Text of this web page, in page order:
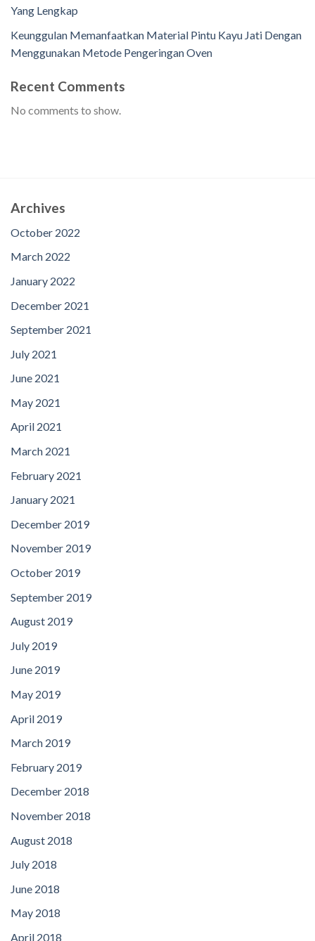
Yang Lengkap
Keunggulan Memanfaatkan Material Pintu Kayu Jati Dengan
Menggunakan Metode Pengeringan Oven
Recent Comments
No comments to show.
Archives
October 2022
March 2022
January 2022
December 2021
September 2021
July 2021
June 2021
May 2021
April 2021
March 2021
February 2021
January 2021
December 2019
November 2019
October 2019
September 2019
August 2019
July 2019
June 2019
May 2019
April 2019
March 2019
February 2019
December 2018
November 2018
August 2018
July 2018
June 2018
May 2018
April 2018